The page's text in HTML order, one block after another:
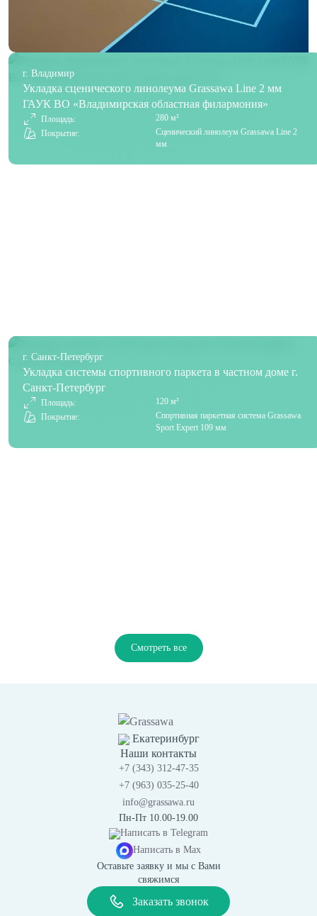
г. Владимир
Укладка сценического линолеума Grassawa Line 2 мм
ГАУК ВО «Владимирская областная филармония»
Площадь:
280 м²
Покрытие:
Сценический линолеум Grassawa Line 2
мм
г. Санкт-Петербург
Укладка системы спортивного паркета в частном доме г.
Санкт-Петербург
Площадь:
120 м²
Покрытие:
Спортивная паркетная система Grassawa
Sport Expert 109 мм
Смотреть все
Екатеринбург
Наши контакты
+7 (343) 312-47-35
+7 (963) 035-25-40
info@grassawa.ru
Пн-Пт 10.00-19.00
Написать в Telegram
Написать в Max
Оставьте заявку и мы с Вами
свяжимся
Заказать звонок